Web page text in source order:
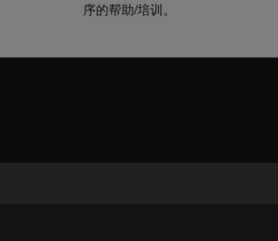
序的帮助/培训。
contacts